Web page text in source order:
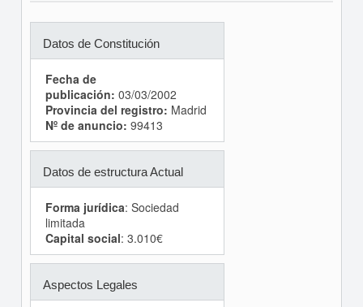
Datos de Constitución
Fecha de
publicación: 03/03/2002
Provincia del registro: Madrid
Nº de anuncio: 99413
Datos de estructura Actual
Forma jurídica: Sociedad
limitada
Capital social: 3.010€
Aspectos Legales